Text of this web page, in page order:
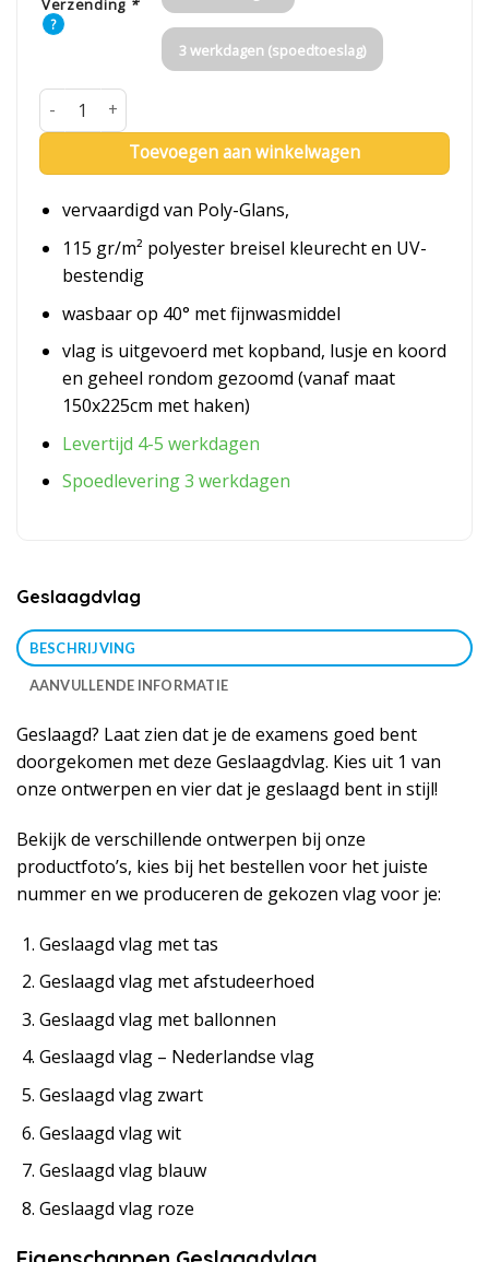
Verzending *
?
3 werkdagen (spoedtoeslag)
Geslaagdvlag aantal
Toevoegen aan winkelwagen
vervaardigd van Poly-Glans,
115 gr/m² polyester breisel kleurecht en UV-
bestendig
wasbaar op 40° met fijnwasmiddel
vlag is uitgevoerd met kopband, lusje en koord
en geheel rondom gezoomd (vanaf maat
150x225cm met haken)
Levertijd 4-5 werkdagen
Spoedlevering 3 werkdagen
Geslaagdvlag
BESCHRIJVING
AANVULLENDE INFORMATIE
Geslaagd? Laat zien dat je de examens goed bent
doorgekomen met deze Geslaagdvlag. Kies uit 1 van
onze ontwerpen en vier dat je geslaagd bent in stijl!
Bekijk de verschillende ontwerpen bij onze
productfoto’s, kies bij het bestellen voor het juiste
nummer en we produceren de gekozen vlag voor je:
Geslaagd vlag met tas
Geslaagd vlag met afstudeerhoed
Geslaagd vlag met ballonnen
Geslaagd vlag – Nederlandse vlag
Geslaagd vlag zwart
Geslaagd vlag wit
Geslaagd vlag blauw
Geslaagd vlag roze